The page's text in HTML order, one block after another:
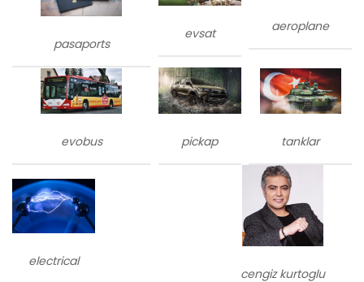
pasaports
evsat aeroplane
evobus pickap tanklar
electrical
cengiz kurtoglu